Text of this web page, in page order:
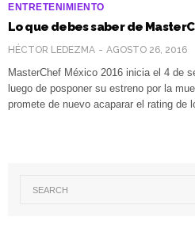
ENTRETENIMIENTO
Lo que debes saber de
HÉCTOR LEDEZMA AGOSTO 26, 2016
MasterChef México 2016 inicia el 4 de
luego de posponer su estreno por la
promete de nuevo acaparar el rating de